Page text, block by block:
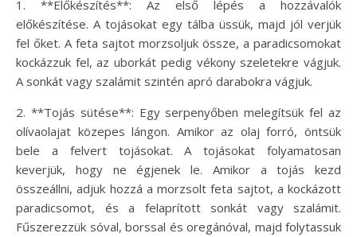
1. **Előkészítés**: Az első lépés a hozzávalók
előkészítése. A tojásokat egy tálba üssük, majd jól verjük
fel őket. A feta sajtot morzsoljuk össze, a paradicsomokat
kockázzuk fel, az uborkát pedig vékony szeletekre vágjuk.
A sonkát vagy szalámit szintén apró darabokra vágjuk.
2. **Tojás sütése**: Egy serpenyőben melegítsük fel az
olívaolajat közepes lángon. Amikor az olaj forró, öntsük
bele a felvert tojásokat. A tojásokat folyamatosan
keverjük, hogy ne égjenek le. Amikor a tojás kezd
összeállni, adjuk hozzá a morzsolt feta sajtot, a kockázott
paradicsomot, és a felaprított sonkát vagy szalámit.
Fűszerezzük sóval, borssal és oregánóval, majd folytassuk